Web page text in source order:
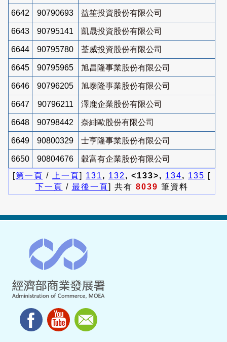
6642 90790693 益笙投資股份有限公司
6643 90795141 凱晟投資股份有限公司
6644 90795780 荃威投資股份有限公司
6645 90795965 旭昌隆事業股份有限公司
6646 90796205 旭泰隆事業股份有限公司
6647 90796211 澤鹿企業股份有限公司
6648 90798442 奈緋歐股份有限公司
6649 90800329 士亨隆事業股份有限公司
6650 90804676
穀富有企業股份有限公司
[第一頁 / 上一頁] 131 , 132 , <133>, 134, 135 [
下一頁 / 最後一頁] 共有 8039 筆資料